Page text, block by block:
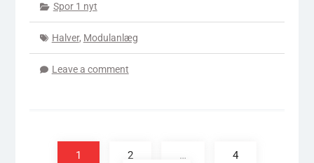
Spor 1 nyt
Halver, Modulanlæg
Leave a comment
1 2 …
4